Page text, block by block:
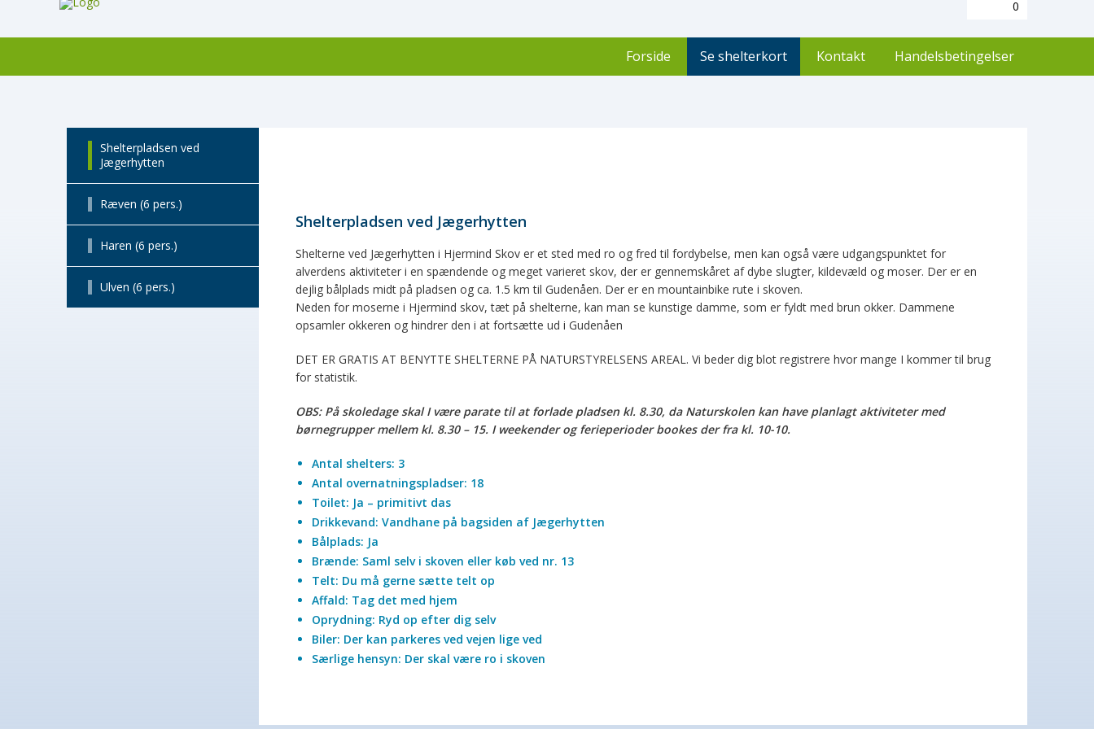
0
Forside Se shelterkort Kontakt Handelsbetingelser
Shelterpladsen ved
Jægerhytten
Ræven (6 pers.)
Haren (6 pers.)
Ulven (6 pers.)
Shelterpladsen ved Jægerhytten
Shelterne ved Jægerhytten i Hjermind Skov er et sted med ro og fred til fordybelse, men kan også være udgangspunktet for
alverdens aktiviteter i en spændende og meget varieret skov, der er gennemskåret af dybe slugter, kildevæld og moser. Der er en
dejlig bålplads midt på pladsen og ca. 1.5 km til Gudenåen. Der er en mountainbike rute i skoven.
Neden for moserne i Hjermind skov, tæt på shelterne, kan man se kunstige damme, som er fyldt med brun okker. Dammene
opsamler okkeren og hindrer den i at fortsætte ud i Gudenåen
DET ER GRATIS AT BENYTTE SHELTERNE PÅ NATURSTYRELSENS AREAL. Vi beder dig blot registrere hvor mange I kommer til brug
for statistik.
OBS: På skoledage skal I være parate til at forlade pladsen kl. 8.30, da Naturskolen kan have planlagt aktiviteter med
børnegrupper mellem kl. 8.30 – 15. I weekender og ferieperioder bookes der fra kl. 10-10.
Antal shelters: 3
Antal overnatningspladser: 18
Toilet: Ja – primitivt das
Drikkevand: Vandhane på bagsiden af Jægerhytten
Bålplads: Ja
Brænde: Saml selv i skoven eller køb ved nr. 13
Telt: Du må gerne sætte telt op
Affald: Tag det med hjem
Oprydning: Ryd op efter dig selv
Biler: Der kan parkeres ved vejen lige ved
Særlige hensyn: Der skal være ro i skoven